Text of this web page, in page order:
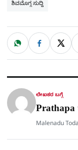
ಶಿವಮೊಗ್ಗ ಸುದ್ದಿ
ಹಂಚಿಕೊಳ್ಳಿ
W
a
t
p
F
c
e
o
X
ಲೇಖಕರ ಬಗ್ಗೆ
Malenadu